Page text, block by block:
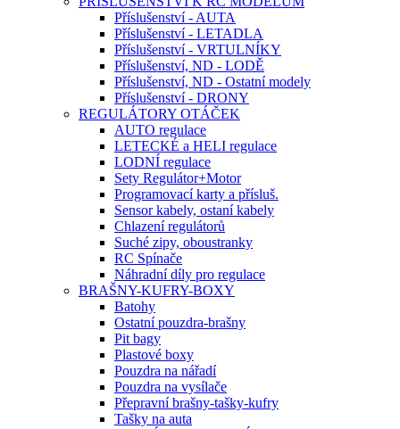
Příslušenství - AUTA
Příslušenství - LETADLA
Příslušenství - VRTULNÍKY
Příslušenství, ND - LODĚ
Příslušenství, ND - Ostatní modely
Příslušenství - DRONY
REGULÁTORY OTÁČEK
AUTO regulace
LETECKÉ a HELI regulace
LODNÍ regulace
Sety Regulátor+Motor
Programovací karty a přísluš.
Sensor kabely, ostaní kabely
Chlazení regulátorů
Suché zipy, oboustranky
RC Spínače
Náhradní díly pro regulace
BRAŠNY-KUFRY-BOXY
Batohy
Ostatní pouzdra-brašny
Pit bagy
Plastové boxy
Pouzdra na nářadí
Pouzdra na vysílače
Přepravní brašny-tašky-kufry
Tašky na auta